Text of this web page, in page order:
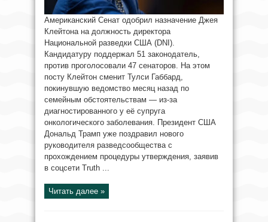
Американский Сенат одобрил назначение Джея
Клейтона на должность директора
Национальной разведки США (DNI).
Кандидатуру поддержал 51 законодатель,
против проголосовали 47 сенаторов. На этом
посту Клейтон сменит Тулси Габбард,
покинувшую ведомство месяц назад по
семейным обстоятельствам — из-за
диагностированного у её супруга
онкологического заболевания. Президент США
Дональд Трамп уже поздравил нового
руководителя разведсообщества с
прохождением процедуры утверждения, заявив
в соцсети Truth ...
Читать далее »